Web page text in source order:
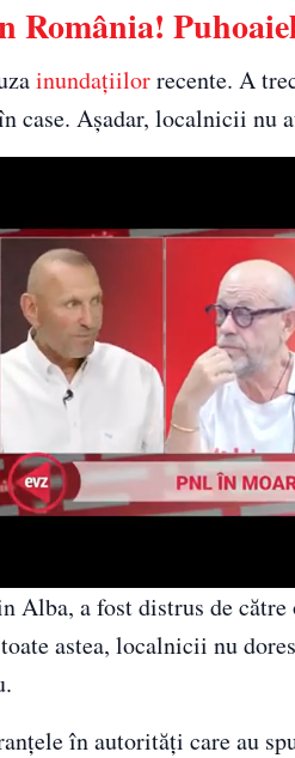
inundațiilorrecente. A
Așadar, localnicii nu
Alba, a fost distrus de
astea, localnicii nu
în autorități care au